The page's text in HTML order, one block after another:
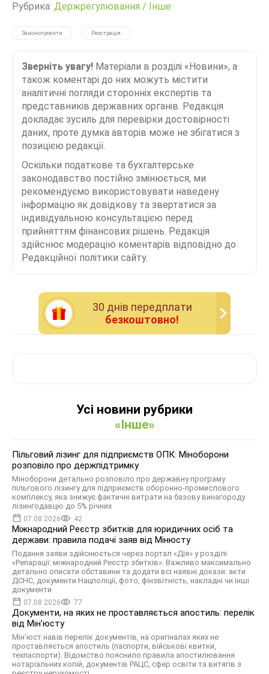
Рубрика: Держрегулювання / Інше
Законопроекти Реєстрація
Зверніть увагу! Матеріали в розділі «Новини», а
також коментарі до них можуть містити
аналітичні погляди сторонніх експертів та
представників державних органів. Редакція
докладає зусиль для перевірки достовірності
даних, проте думка авторів може не збігатися з
позицією редакції.
Оскільки податкове та бухгалтерське
законодавство постійно змінюється, ми
рекомендуємо використовувати наведену
інформацію як довідкову та звертатися за
індивідуальною консультацією перед
прийняттям фінансових рішень. Редакція
здійснює модерацію коментарів відповідно до
Редакційної політики сайту.
30 днiв передплати
безкоштовно!
Усі новини рубрики
«Інше»
Пільговий лізинг для підприємств ОПК: Міноборони
розповіло про держпідтримку
Міноборони детально розповіло про державну програму
пільгового лізингу для підприємств оборонно-промислового
комплексу, яка знижує фактичні витрати на базову винагороду
лізингодавцю до 5% річних
07.08.2026 42
Міжнародний Реєстр збитків для юридичних осіб та
держави: правила подачі заяв від Мінюсту
Подання заяви здійснюється через портал «Дія» у розділі
«Репарації: міжнародний Реєстр збитків». Важливо максимально
детально описати обставини та додати всі наявні докази: акти
ДСНС, документи Нацполіції, фото, фінзвітність, накладні чи інші
документи
07.08.2026 77
Документи, на яких не проставляється апостиль: перелік
від Мін’юсту
Мін’юст навів перелік документів, на оригіналах яких не
проставляється апостиль (паспорти, військові квитки,
техпаспорти). Відомство пояснило правила апостилювання
нотаріальних копій, документів РАЦС, сфер освіти та витягів з